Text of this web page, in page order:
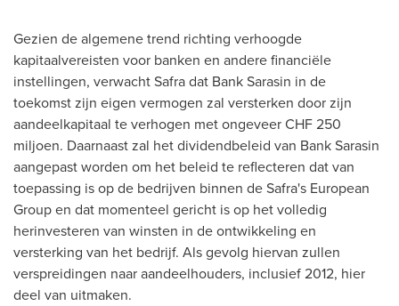
Gezien de algemene trend richting verhoogde
kapitaalvereisten voor banken en andere financiële
instellingen, verwacht Safra dat Bank Sarasin in de
toekomst zijn eigen vermogen zal versterken door zijn
aandeelkapitaal te verhogen met ongeveerCHF 250
miljoen. Daarnaast zal het dividendbeleid van Bank Sarasin
aangepast worden om het beleid te reflecteren dat van
toepassing is op de bedrijven binnen de Safra's European
Group en dat momenteel gericht is op het volledig
herinvesteren van winsten in de ontwikkeling en
versterking van het bedrijf. Als gevolg hiervan zullen
verspreidingen naar aandeelhouders, inclusief 2012, hier
deel van uitmaken.